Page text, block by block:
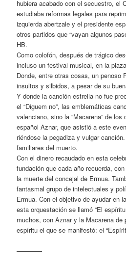
hubiera acabado con el secuestro, el
estudiaba reformas legales para
izquierda abertzale y el presidente
otros partidos que “vayan algunos
HB.
Como colofón, después de trágico
incluso un festival musical, en la
Donde, entre otras cosas, un penoso
insultos y silbidos, a pesar de su
Y donde la canción estrella no fue
el “Diguem no”, las emblemáticas
valenciano, sino la “Macarena” de
español Aznar, que asistió a este
riéndose la pegadiza y vulgar
familiares del muerto.
Con el dinero recaudado en esta
fundación que cada año recuerda,
la muerte del concejal de Ermua.
fantasmal grupo de intelectuales y
Ermua. Con el objetivo de ayudar en
esta orquestación se llamó “El
muchos, con Aznar y la Macarena de
espíritu el que se manifestó: el
————